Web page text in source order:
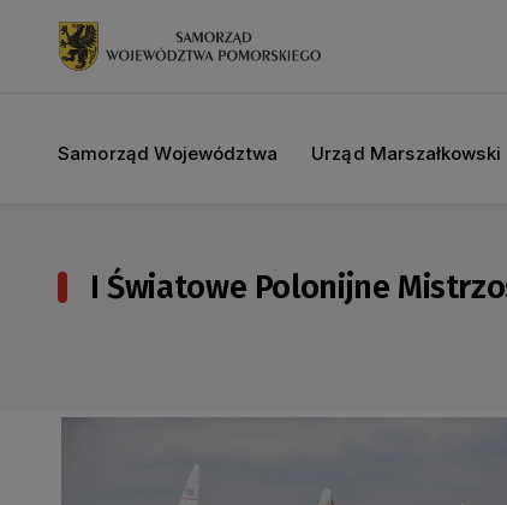
Samorząd Województwa Urząd Marszałkowski
I Światowe Polonijne